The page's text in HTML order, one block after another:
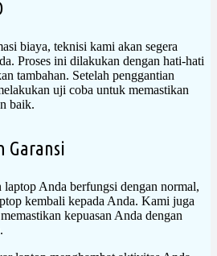
biaya, teknisi kami akan segera
Proses ini dilakukan dengan hati-hati
tambahan. Setelah penggantian
uji coba untuk memastikan
baik.
Garansi
laptop Anda berfungsi dengan normal,
kembali kepada Anda. Kami juga
kepuasan Anda dengan